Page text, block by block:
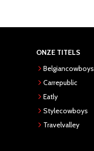
ONZE TITELS
Belgiancowboys
Carrepublic
Eatly
Stylecowboys
Travelvalley